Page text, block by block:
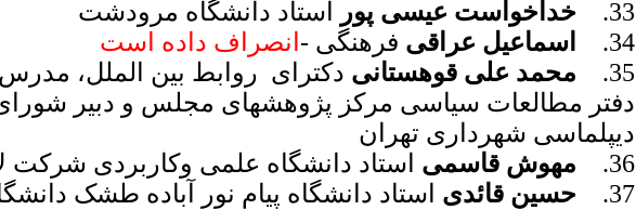
33.
خداخواست عیسی پور
استاد دانشگاه مرودشت
34.
اسماعیل عراقی فرهنگی - انصراف داده است
35.
محمد علی قوهستانی دکترای روابط بین الملل،
دفتر مطالعات سیاسی مرکز پژوهشهای مجلس و دبیر
دیپلماسی شهرداری تهران
36.
مهوش قاسمی استاد دانشگاه علمی وکاربردی شرکت
37.
حسین قائدی استاد دانشگاه پیام نور آباده طشک